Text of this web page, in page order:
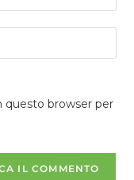
questo browser per